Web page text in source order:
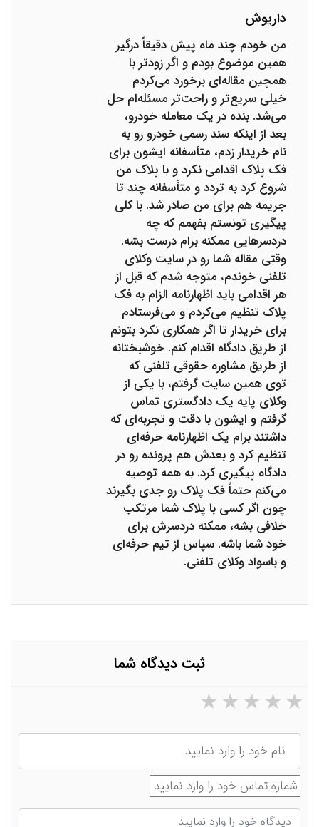
داریوش
من خودم چند ماه پیش دقیقاً درگیر
همین موضوع بودم و اگر زودتر با
همچین مقاله‌ای برخورد می‌کردم
خیلی سریع‌تر و راحت‌تر مسئله‌ام حل
می‌شد. بنده در یک معامله خودرو،
بعد از اینکه سند رسمی خودرو رو به
نام خریدار زدم، متأسفانه ایشون برای
فک پلاک اقدامی نکرد و با پلاک من
شروع کرد به تردد و متأسفانه چند تا
جریمه هم برای من صادر شد. با کلی
پیگیری تونستم بفهمم که چه
دردسرهایی ممکنه برام درست بشه.
وقتی مقاله شما رو در سایت وکلای
تلفنی خوندم، متوجه شدم که قبل از
هر اقدامی باید اظهارنامه الزام به فک
پلاک تنظیم می‌کردم و می‌فرستادم
برای خریدار تا اگر همکاری نکرد بتونم
از طریق دادگاه اقدام کنم. خوشبختانه
از طریق مشاوره حقوقی تلفنی که
توی همین سایت گرفتم، با یکی از
وکلای پایه یک دادگستری تماس
گرفتم و ایشون با دقت و تجربه‌ای که
داشتند برام یک اظهارنامه حرفه‌ای
تنظیم کرد و بعدش هم پرونده رو در
دادگاه پیگیری کرد. به همه توصیه
می‌کنم حتماً فک پلاک رو جدی بگیرند
چون اگر کسی با پلاک شما مرتکب
خلافی بشه، ممکنه دردسرش برای
خود شما باشه. سپاس از تیم حرفه‌ای
و باسواد وکلای تلفنی.
ثبت دیدگاه شما
۵ ستاره از ۵ ۴ ستاره از ۵ ۳ ستاره از ۵ ۲ ستاره از ۵
نام
شماره تماس
دیدگاه